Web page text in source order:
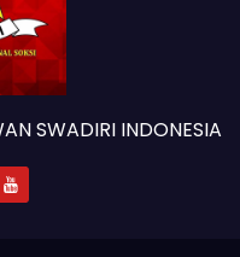
SWADIRI INDONESIA